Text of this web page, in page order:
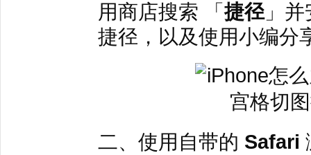
用商店搜索 「捷径」并
捷径，以及使用小编分
二、使用自带的 Safari